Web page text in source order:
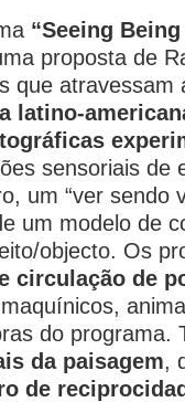
“Seeing
proposta de
que atravessam
latino-
sensoriais de
um “ver sendo
um modelo de
objecto. Os
circulação de
do programa.
da paisagem,
de